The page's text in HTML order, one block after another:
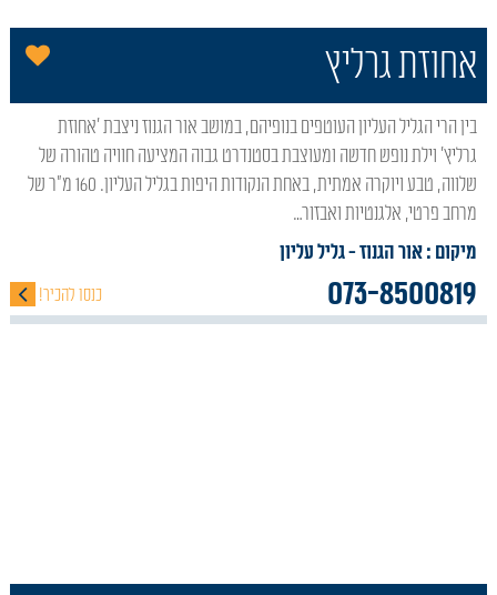
אחוזת גרליץ
בין הרי הגליל העליון העוטפים בנופיהם, במושב אור הגנוז ניצבת 'אחוזת
גרליץ' וילת נופש חדשה ומעוצבת בסטנדרט גבוה המציעה חוויה טהורה של
שלווה, טבע ויוקרה אמתית, באחת הנקודות היפות בגליל העליון. 160 מ"ר של
מרחב פרטי, אלגנטיות ואבזור…
מיקום : אור הגנוז- גליל עליון
073-8500819 כנסו להכיר!